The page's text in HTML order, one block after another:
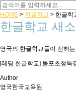
HOME > 한글학교 > 한글학
한글학교 새
영국의 한글학교들이 전하
[레딩 한글학교] 동포초청특
Author
영국한국교육원